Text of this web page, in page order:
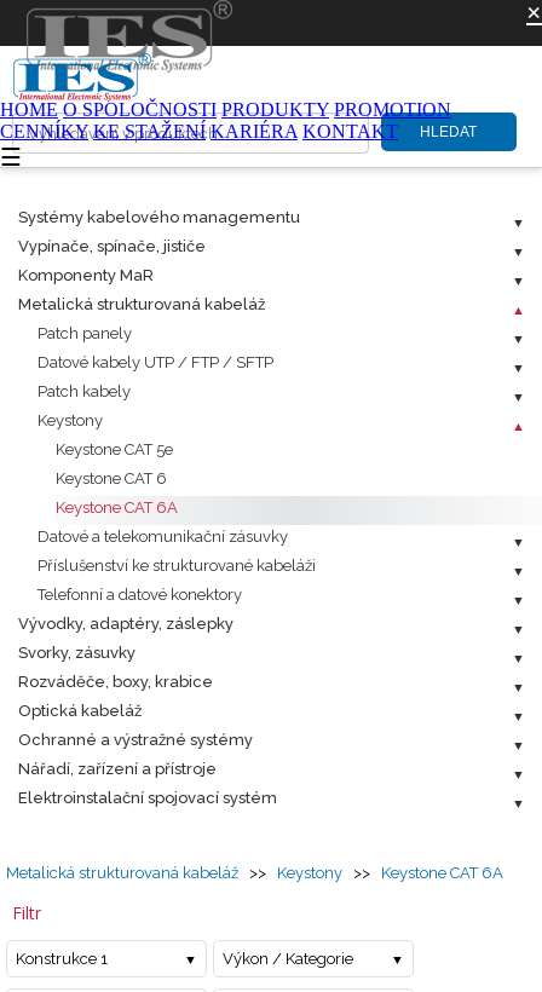
×
HOME O SPOLOČNOSTI PRODUKTY PROMOTION
CENNÍKY KE STAŽENÍ KARIÉRA KONTAKT
☰
HLEDAT
Systémy kabelového managementu
Vypínače, spínače, jističe
Komponenty MaR
Metalická strukturovaná kabeláž
Patch panely
Datové kabely UTP / FTP / SFTP
Patch kabely
Keystony
Keystone CAT 5e
Keystone CAT 6
Keystone CAT 6A
Datové a telekomunikační zásuvky
Příslušenství ke strukturované kabeláži
Telefonní a datové konektory
Vývodky, adaptéry, záslepky
Svorky, zásuvky
Rozváděče, boxy, krabice
Optická kabeláž
Ochranné a výstražné systémy
Nářadí, zařízení a přístroje
Elektroinstalační spojovací systém
Metalická strukturovaná kabeláž >> Keystony >> Keystone CAT 6A
Filtr
Konstrukce 1 Výkon / Kategorie